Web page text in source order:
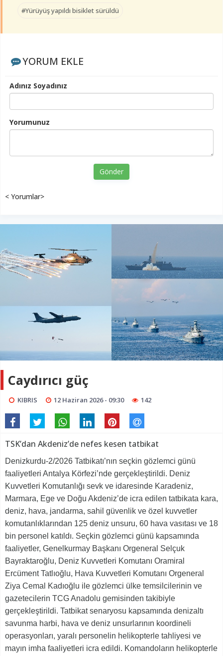
#Yürüyüş yapıldı bisiklet sürüldü
YORUM EKLE
Adınız Soyadınız
Yorumunuz
Gönder
< Yorumlar>
Caydırıcı güç
KIBRIS 12 Haziran 2026 - 09:30 142
TSK’dan Akdeniz’de nefes kesen tatbikat
Denizkurdu-2/2026 Tatbikatı’nın seçkin gözlemci günü
faaliyetleri Antalya Körfezi’nde gerçekleştirildi. Deniz
Kuvvetleri Komutanlığı sevk ve idaresinde Karadeniz,
Marmara, Ege ve Doğu Akdeniz’de icra edilen tatbikata kara,
deniz, hava, jandarma, sahil güvenlik ve özel kuvvetler
komutanlıklarından 125 deniz unsuru, 60 hava vasıtası ve 18
bin personel katıldı. Seçkin gözlemci günü kapsamında
faaliyetler, Genelkurmay Başkanı Orgeneral Selçuk
Bayraktaroğlu, Deniz Kuvvetleri Komutanı Oramiral
Ercüment Tatlıoğlu, Hava Kuvvetleri Komutanı Orgeneral
Ziya Cemal Kadıoğlu ile gözlemci ülke temsilcilerinin ve
gazetecilerin TCG Anadolu gemisinden takibiyle
gerçekleştirildi. Tatbikat senaryosu kapsamında denizaltı
savunma harbi, hava ve deniz unsurlarının koordineli
operasyonları, yaralı personelin helikopterle tahliyesi ve
mayın imha faaliyetleri icra edildi. Komandoların helikopterle